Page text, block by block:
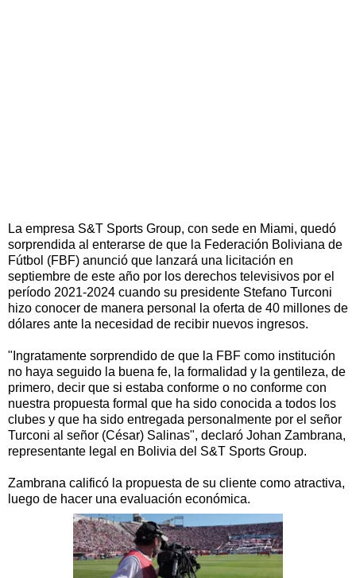
La empresa S&T Sports Group, con sede en Miami, quedó
sorprendida al enterarse de que la Federación Boliviana de
Fútbol (FBF) anunció que lanzará una licitación en
septiembre de este año por los derechos televisivos por el
período 2021-2024 cuando su presidente Stefano Turconi
hizo conocer de manera personal la oferta de 40 millones de
dólares ante la necesidad de recibir nuevos ingresos.
"Ingratamente sorprendido de que la FBF como institución
no haya seguido la buena fe, la formalidad y la gentileza, de
primero, decir que si estaba conforme o no conforme con
nuestra propuesta formal que ha sido conocida a todos los
clubes y que ha sido entregada personalmente por el señor
Turconi al señor (César) Salinas", declaró Johan Zambrana,
representante legal en Bolivia del S&T Sports Group.
Zambrana calificó la propuesta de su cliente como atractiva,
luego de hacer una evaluación económica.